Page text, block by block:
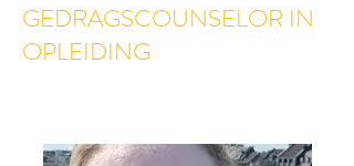
GEDRAGSCOUNSELOR IN
OPLEIDING